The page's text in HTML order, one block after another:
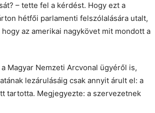
– tette fel a kérdést. Hogy ezt a
hétfői parlamenti felszólalására utalt,
az amerikai nagykövet mit mondott a
Magyar Nemzeti Arcvonal ügyéről is,
lezárulásáig csak annyit árult el: a
tartotta. Megjegyezte: a szervezetnek